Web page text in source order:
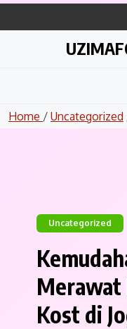
Skip
Home / Uncategorized
Uncategorized
Merawat
Kost di